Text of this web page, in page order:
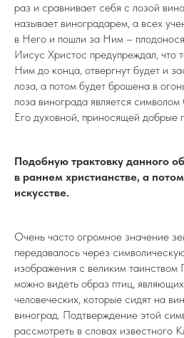
раз и сравнивает себя с лозой
называет виноградарем, а всех
в Него и пошли за Ним –
Иисус Христос предупреждал, что
Ним до конца, отвергнут будет и
лоза, а потом будет брошена в
лоза винограда является
Его духовной, приносящей добрые
Подобную трактовку данного
в раннем христианстве, а
искусстве.
Очень часто огромное значение
передавалось через
изображения с великим таинством
можно видеть образ птиц,
человеческих, которые сидят на
виноград. Подтверждение этой
рассмотреть в словах известного